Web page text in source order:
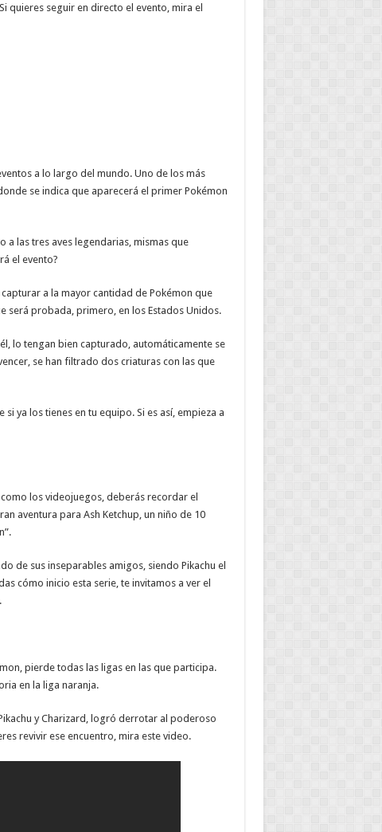
quieres seguir en directo el evento, mira el
a lo largo del mundo. Uno de los más
se indica que aparecerá el primer Pokémon
a las tres aves legendarias, mismas que
el evento?
a la mayor cantidad de Pokémon que
será probada, primero, en los Estados Unidos.
lo tengan bien capturado, automáticamente se
se han filtrado dos criaturas con las que
ya los tienes en tu equipo. Si es así, empieza a
los videojuegos, deberás recordar el
aventura para Ash Ketchup, un niño de 10
de sus inseparables amigos, siendo Pikachu el
cómo inicio esta serie, te invitamos a ver el
pierde todas las ligas en las que participa.
en la liga naranja.
y Charizard, logró derrotar al poderoso
revivir ese encuentro, mira este video.